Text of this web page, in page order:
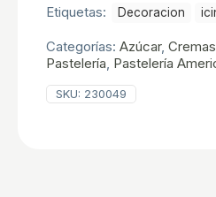
Etiquetas: Decoracion
Categorías: Azúcar,
Pastelería, Pastelerí­a
SKU: 230049